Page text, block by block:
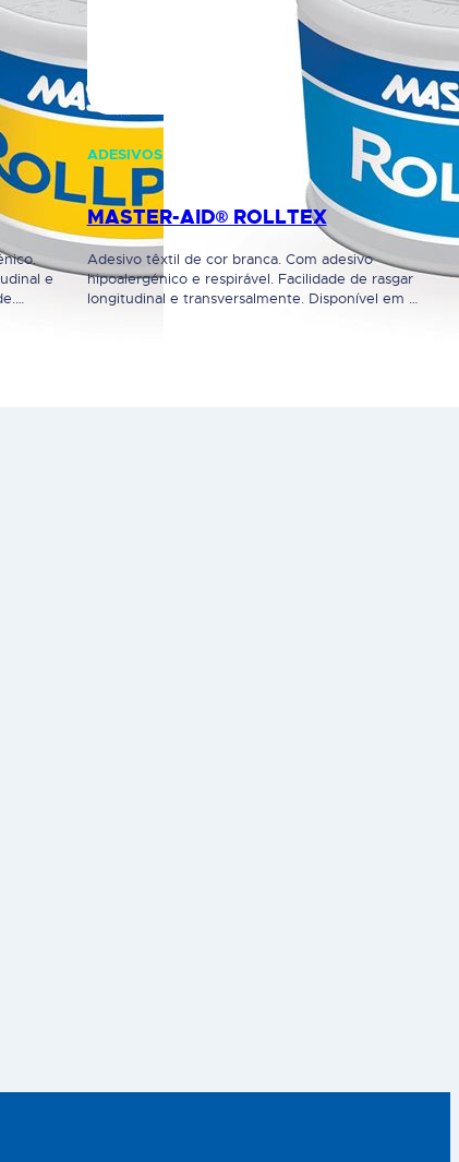
e
ADESIVOS
MASTER-AID® ROLLTEX
Adesivo têxtil de cor branca. Com adesivo
hipoalergénico e respirável. Facilidade de rasgar
longitudinal e transversalmente. Disponível em 2